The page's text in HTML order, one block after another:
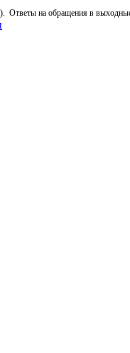
на обращения в выходные